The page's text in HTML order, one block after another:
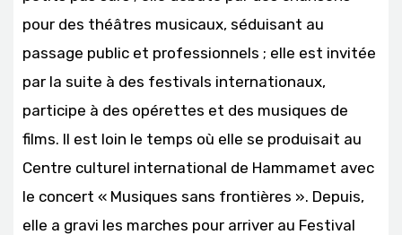
pour des théâtres musicaux, séduisant au
passage public et professionnels ; elle est invitée
par la suite à des festivals internationaux,
participe à des opérettes et des musiques de
films. Il est loin le temps où elle se produisait au
Centre culturel international de Hammamet avec
le concert « Musiques sans frontières ». Depuis,
elle a gravi les marches pour arriver au Festival